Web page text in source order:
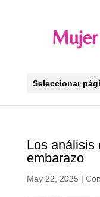
Seleccionar
Los análisis
embarazo
May 22, 2025 |